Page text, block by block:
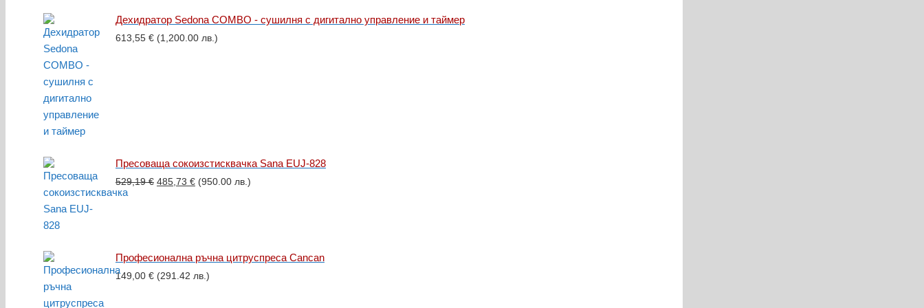
Дехидратор Sedona COMBO - сушилня с дигитално управление и таймер
613,55 € (1,200.00 лв.)
Пресоваща сокоизстисквачка Sana EUJ-828
529,19€ Original
485,73 €Текущата
(950.00 лв.)
Професионална ръчна цитруспреса Cancan
149,00 € (291.42 лв.)